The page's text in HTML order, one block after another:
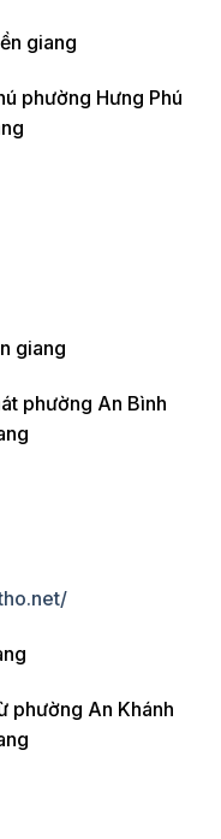
giang
phường Hưng Phú
giang
phường An Bình
phường An Khánh